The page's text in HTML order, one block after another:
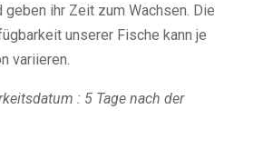
geben ihr Zeit zum Wachsen. Die
unserer Fische kann je
variieren.
: 5 Tage nach der